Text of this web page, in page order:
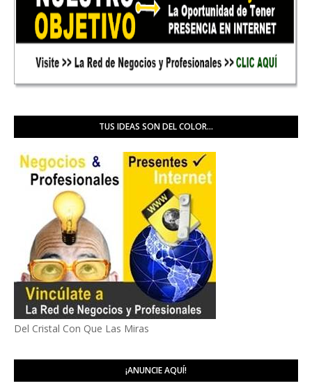
TUS IDEAS SON DEL COLOR...
Del Cristal Con Que Las Miras
¡ANUNCIE AQUÍ!